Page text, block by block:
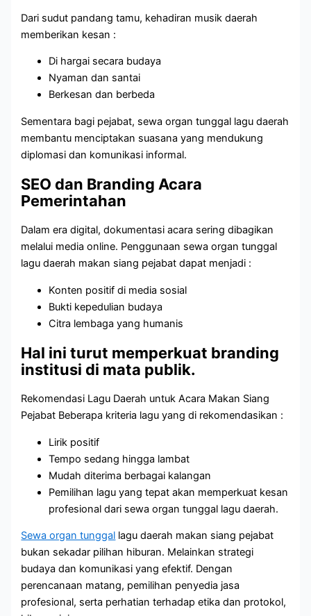
Dari sudut pandang tamu, kehadiran musik daerah
memberikan kesan :
Di hargai secara budaya
Nyaman dan santai
Berkesan dan berbeda
Sementara bagi pejabat, sewa organ tunggal lagu daerah
membantu menciptakan suasana yang mendukung
diplomasi dan komunikasi informal.
SEO dan Branding Acara
Pemerintahan
Dalam era digital, dokumentasi acara sering dibagikan
melalui media online. Penggunaan sewa organ tunggal
lagu daerah makan siang pejabat dapat menjadi :
Konten positif di media sosial
Bukti kepedulian budaya
Citra lembaga yang humanis
Hal ini turut memperkuat branding
institusi di mata publik.
Rekomendasi Lagu Daerah untuk Acara Makan Siang
Pejabat Beberapa kriteria lagu yang di rekomendasikan :
Lirik positif
Tempo sedang hingga lambat
Mudah diterima berbagai kalangan
Pemilihan lagu yang tepat akan memperkuat kesan
profesional dari sewa organ tunggal lagu daerah.
Sewa organ tunggal lagu daerah makan siang pejabat
bukan sekadar pilihan hiburan. Melainkan strategi
budaya dan komunikasi yang efektif. Dengan
perencanaan matang, pemilihan penyedia jasa
profesional, serta perhatian terhadap etika dan protokol,